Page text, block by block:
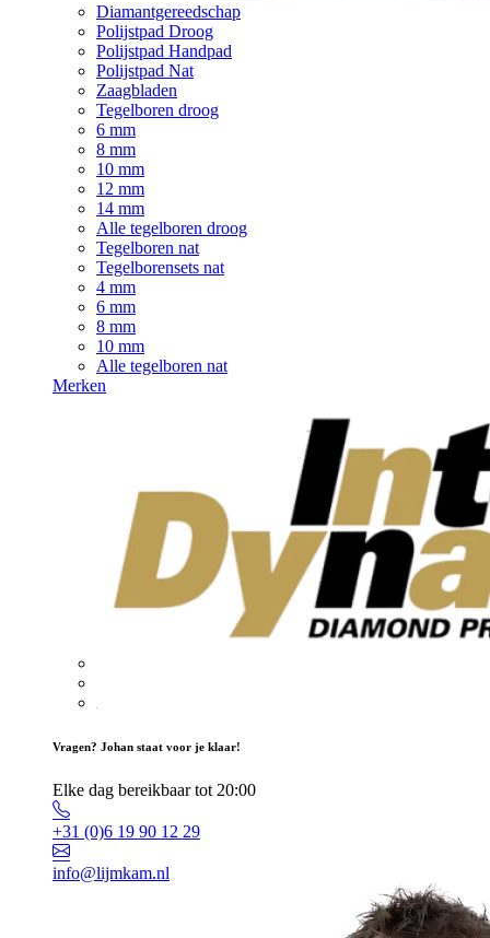
Diamantgereedschap
Polijstpad Droog
Polijstpad Handpad
Polijstpad Nat
Zaagbladen
Tegelboren droog
6 mm
8 mm
10 mm
12 mm
14 mm
Alle tegelboren droog
Tegelboren nat
Tegelborensets nat
4 mm
6 mm
8 mm
10 mm
Alle tegelboren nat
Merken
Vragen? Johan staat voor je klaar!
Elke dag bereikbaar tot 20:00
+31 (0)6 19 90 12 29
info@lijmkam.nl